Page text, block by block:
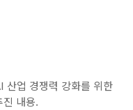
산업 경쟁력 강화를 위한
진 내용.